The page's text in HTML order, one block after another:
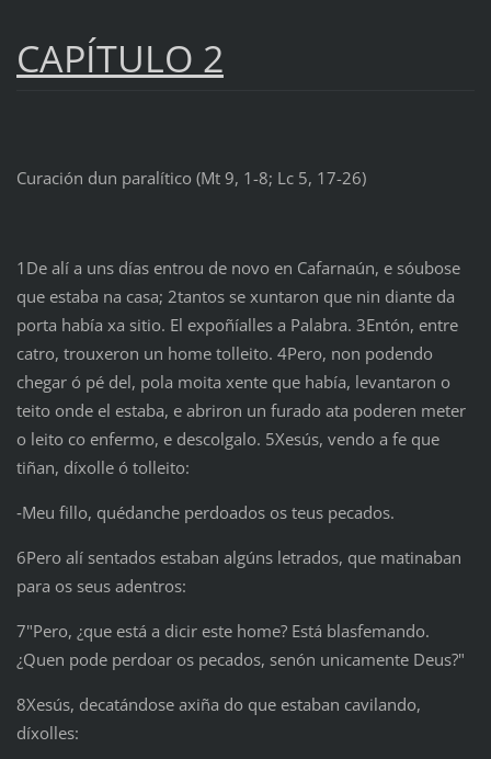
CAPÍTULO 2
Curación dun paralítico (Mt 9, 1-8; Lc 5, 17-26)
1De alí a uns días entrou de novo en Cafarnaún, e sóubose
que estaba na casa; 2tantos se xuntaron que nin diante da
porta había xa sitio. El expoñíalles a Palabra. 3Entón, entre
catro, trouxeron un home tolleito. 4Pero, non podendo
chegar ó pé del, pola moita xente que había, levantaron o
teito onde el estaba, e abriron un furado ata poderen meter
o leito co enfermo, e descolgalo. 5Xesús, vendo a fe que
tiñan, díxolle ó tolleito:
‑Meu fillo, quédanche perdoados os teus pecados.
6Pero alí sentados estaban algúns letrados, que matinaban
para os seus adentros:
7"Pero, ¿que está a dicir este home? Está blasfemando.
¿Quen pode perdoar os pecados, senón unicamente Deus?"
8Xesús, decatándose axiña do que estaban cavilando,
díxolles: